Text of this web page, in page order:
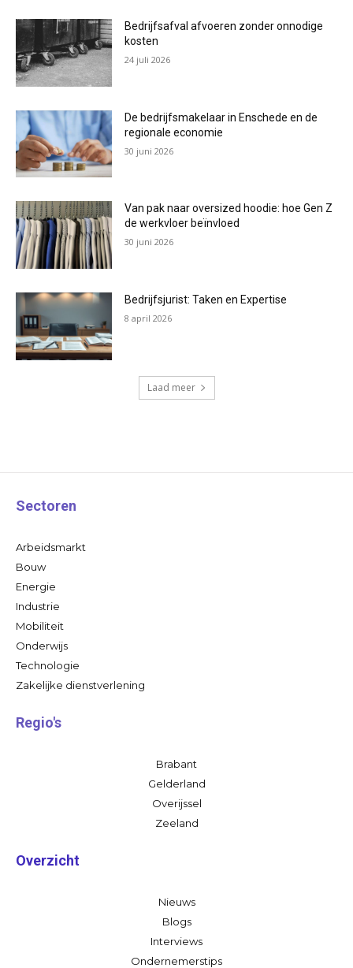
Bedrijfsafval afvoeren zonder onnodige
kosten
24 juli 2026
De bedrijfsmakelaar in Enschede en de
regionale economie
30 juni 2026
Van pak naar oversized hoodie: hoe Gen Z
de werkvloer beïnvloed
30 juni 2026
Bedrijfsjurist: Taken en Expertise
8 april 2026
Laad meer
Sectoren
Arbeidsmarkt
Bouw
Energie
Industrie
Mobiliteit
Onderwijs
Technologie
Zakelijke dienstverlening
Regio's
Brabant
Gelderland
Overijssel
Zeeland
Overzicht
Nieuws
Blogs
Interviews
Ondernemerstips